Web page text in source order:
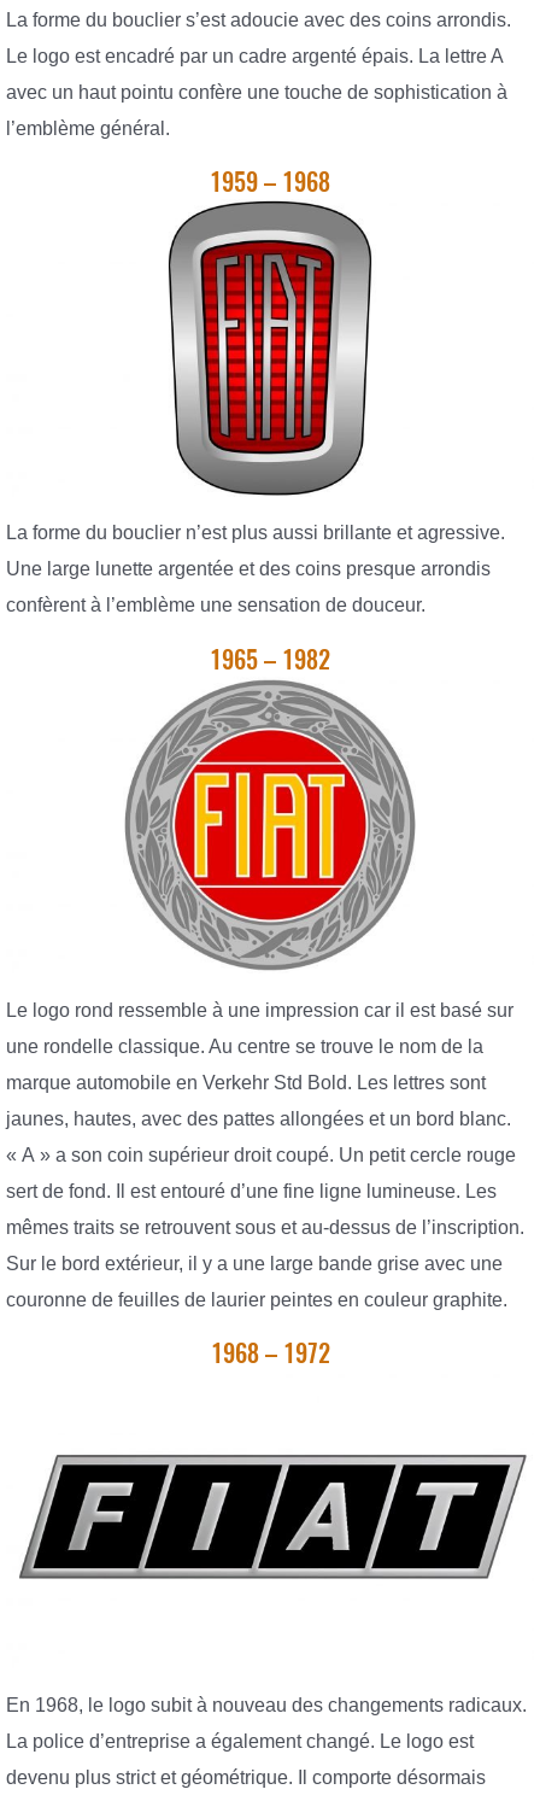
La forme du bouclier s’est adoucie avec des coins arrondis.
Le logo est encadré par un cadre argenté épais. La lettre A
avec un haut pointu confère une touche de sophistication à
l’emblème général.
1959 – 1968
La forme du bouclier n’est plus aussi brillante et agressive.
Une large lunette argentée et des coins presque arrondis
confèrent à l’emblème une sensation de douceur.
1965 – 1982
Le logo rond ressemble à une impression car il est basé sur
une rondelle classique. Au centre se trouve le nom de la
marque automobile en Verkehr Std Bold. Les lettres sont
jaunes, hautes, avec des pattes allongées et un bord blanc.
« A » a son coin supérieur droit coupé. Un petit cercle rouge
sert de fond. Il est entouré d’une fine ligne lumineuse. Les
mêmes traits se retrouvent sous et au-dessus de l’inscription.
Sur le bord extérieur, il y a une large bande grise avec une
couronne de feuilles de laurier peintes en couleur graphite.
1968 – 1972
En 1968, le logo subit à nouveau des changements radicaux.
La police d’entreprise a également changé. Le logo est
devenu plus strict et géométrique. Il comporte désormais